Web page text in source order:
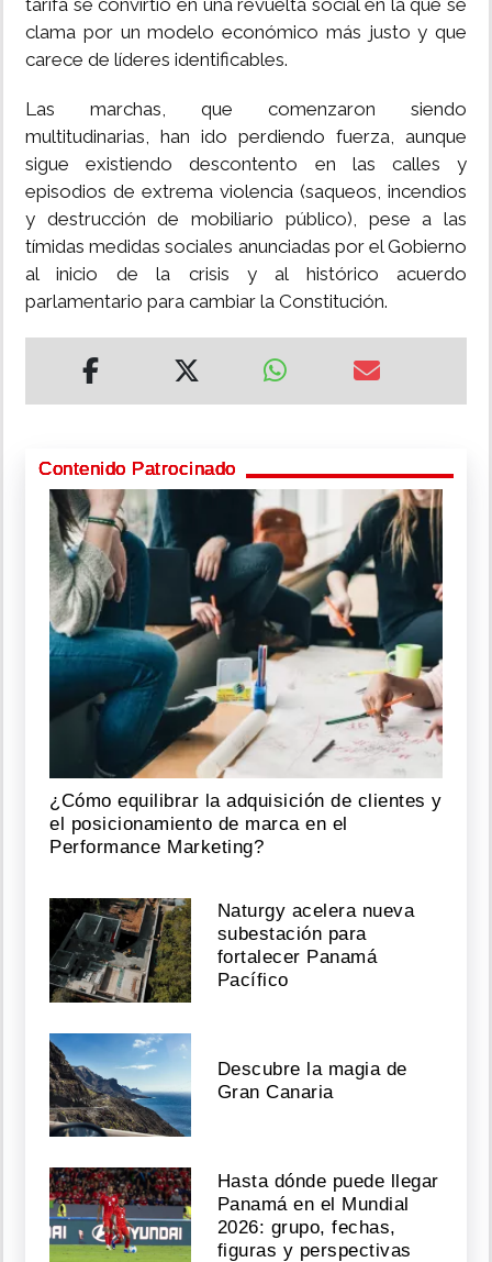
tarifa se convirtió en una revuelta social en la que se
clama por un modelo económico más justo y que
carece de líderes identificables.
Las marchas, que comenzaron siendo
multitudinarias, han ido perdiendo fuerza, aunque
sigue existiendo descontento en las calles y
episodios de extrema violencia (saqueos, incendios
y destrucción de mobiliario público), pese a las
tímidas medidas sociales anunciadas por el Gobierno
al inicio de la crisis y al histórico acuerdo
parlamentario para cambiar la Constitución.
Contenido Patrocinado
¿Cómo equilibrar la adquisición de clientes y
el posicionamiento de marca en el
Performance Marketing?
Naturgy acelera nueva
subestación para
fortalecer Panamá
Pacífico
Descubre la magia de
Gran Canaria
Hasta dónde puede llegar
Panamá en el Mundial
2026: grupo, fechas,
figuras y perspectivas